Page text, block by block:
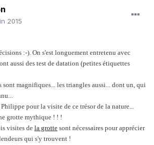
2015
:-). On s'est longuement entretenu avec
aussi des test de datation (petites étiquettes
sont magnifiques... les triangles aussi... dont un, qui
pour la visite de ce trésor de la nature...
grotte mythique ! ! !
visites de la grotte sont nécessaires pour apprécier
qui s'y trouvent !